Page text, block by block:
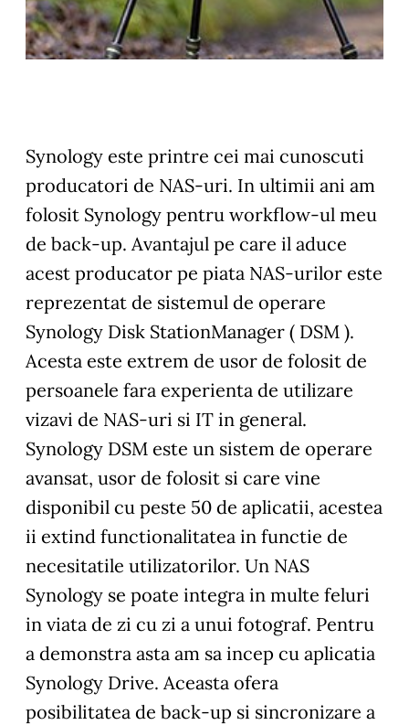
Synology este printre cei mai cunoscuti
producatori de NAS-uri. In ultimii ani am
folosit Synology pentru workflow-ul meu
de back-up. Avantajul pe care il aduce
acest producator pe piata NAS-urilor este
reprezentat de sistemul de operare
Synology Disk StationManager ( DSM ).
Acesta este extrem de usor de folosit de
persoanele fara experienta de utilizare
vizavi de NAS-uri si IT in general.
Synology DSM este un sistem de operare
avansat, usor de folosit si care vine
disponibil cu peste 50 de aplicatii, acestea
ii extind functionalitatea in functie de
necesitatile utilizatorilor. Un NAS
Synology se poate integra in multe feluri
in viata de zi cu zi a unui fotograf. Pentru
a demonstra asta am sa incep cu aplicatia
Synology Drive. Aceasta ofera
posibilitatea de back-up si sincronizare a